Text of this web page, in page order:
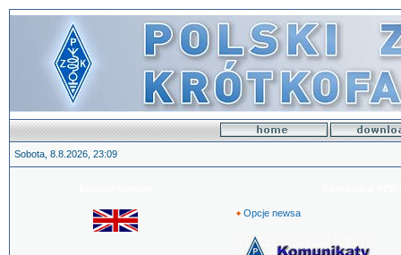
Sobota, 8.8.2026, 23:09
Opcje newsa